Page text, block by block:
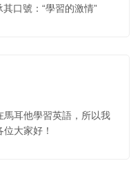
口號：“學習的激情”
耳他學習英語，所以我
大家好！